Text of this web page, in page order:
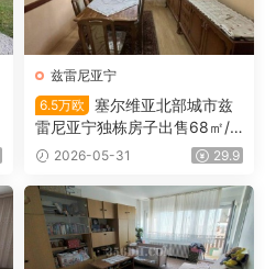
兹雷尼亚宁
6.5万欧
塞尔维亚北部城市兹
雷尼亚宁独栋房子出售68㎡/4
52㎡/6.5万欧
2026-05-31 29.9